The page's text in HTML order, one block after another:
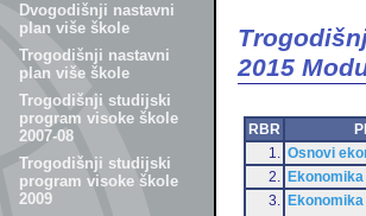
Dvogodišnji nastavni
plan više škole
Trogodišnji nastavni
plan više škole
Trogodišnji studijski
program visoke škole
2007-08
Trogodišnji studijski
program visoke škole
2009
2015
RBR
1.
Osnovi
2.
3.